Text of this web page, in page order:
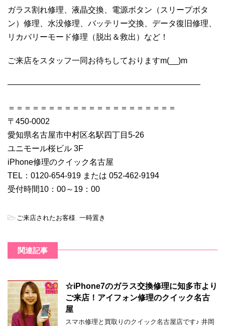
ガラス割れ修理、液晶交換、電源ボタン（スリープボタ
ン）修理、水没修理、バッテリー交換、データ復旧修理、
リカバリーモード修理（脱出＆救出）など！
ご来店をスタッフ一同お待ちしておりますm(__)m
————————————————————————
＝＝＝＝＝＝＝＝＝＝＝＝＝＝＝＝＝＝＝＝＝
〒450-0002
愛知県名古屋市中村区名駅四丁目5-26
ユニモール桜ビル 3F
iPhone修理のクイック名古屋
TEL：0120-654-919 または 052-462-9194
受付時間10：00～19：00
- ご来店されたお客様 一時置き
関連記事
☆iPhone7のガラス交換修理に知多市より
ご来店！アイフォン修理のクイック名古
屋
スマホ修理と買取りのクイック名古屋店です♪ 井岡